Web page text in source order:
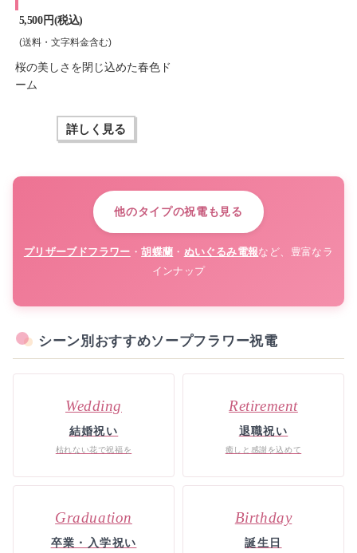
5,500 円(税込)
(送料・文字料金含む)
桜の美しさを閉じ込めた春色ド
ーム
詳しく見る
他のタイプの祝電も見る
プリザーブドフラワー ・胡蝶蘭 ・ ぬいぐるみ電報など、豊富なラ
インナップ
シーン別おすすめソープフラワー祝電
Wedding
結婚祝い
枯れない花で祝福を
Retirement
退職祝い
癒しと感謝を込めて
Graduation
卒業・入学祝い
Birthday
誕生日